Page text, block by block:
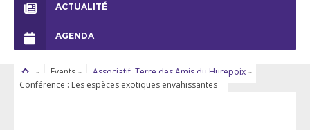
ACTUALITÉ
AGENDA
Events Associatif, Terre des Amis du Hurepoix
Conférence : Les espèces exotiques envahissantes